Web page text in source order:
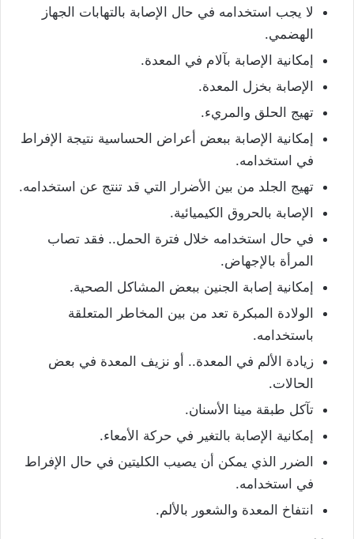
لا يجب استخدامه في حال الإصابة بالتهابات الجهاز
الهضمي.
إمكانية الإصابة بآلام في المعدة.
الإصابة بخزل المعدة.
تهيج الحلق والمريء.
إمكانية الإصابة ببعض أعراض الحساسية نتيجة الإفراط
في استخدامه.
تهيج الجلد من بين الأضرار التي قد تنتج عن استخدامه.
الإصابة بالحروق الكيميائية.
في حال استخدامه خلال فترة الحمل.. فقد تصاب
المرأة بالإجهاض.
إمكانية إصابة الجنين ببعض المشاكل الصحية.
الولادة المبكرة تعد من بين المخاطر المتعلقة
باستخدامه.
زيادة الألم في المعدة.. أو نزيف المعدة في بعض
الحالات.
تآكل طبقة مينا الأسنان.
إمكانية الإصابة بالتغير في حركة الأمعاء.
الضرر الذي يمكن أن يصيب الكليتين في حال الإفراط
في استخدامه.
انتفاخ المعدة والشعور بالألم.